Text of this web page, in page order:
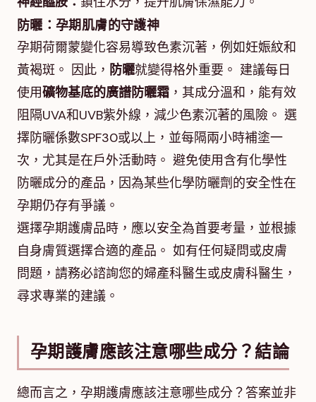
防曬：孕期肌膚的守護神
孕期荷爾蒙變化容易導致色素沉著，例如妊娠紋和
黃褐斑。 因此， 防曬就變得格外重要。 建議每日
使用礦物基底的廣譜防曬霜 ，其成分溫和，能有效
阻隔UVA和UVB紫外線，減少色素沉著的風險。 選
擇防曬係數SPF30或以上，並每隔兩小時補塗一
次，尤其是在戶外活動時。 避免使用含有化學性
防曬成分的產品，因為某些化學防曬劑的安全性在
孕期仍存有爭議。
選擇孕期護膚品時，應以安全為首要考量，並根據
自身膚質選擇合適的產品。 如有任何疑問或皮膚
問題，請務必諮詢您的婦產科醫生或皮膚科醫生，
尋求專業的建議。
孕期護膚應該注意哪些成分？結論
總而言之，孕期護膚應該注意哪些成分？答案並非